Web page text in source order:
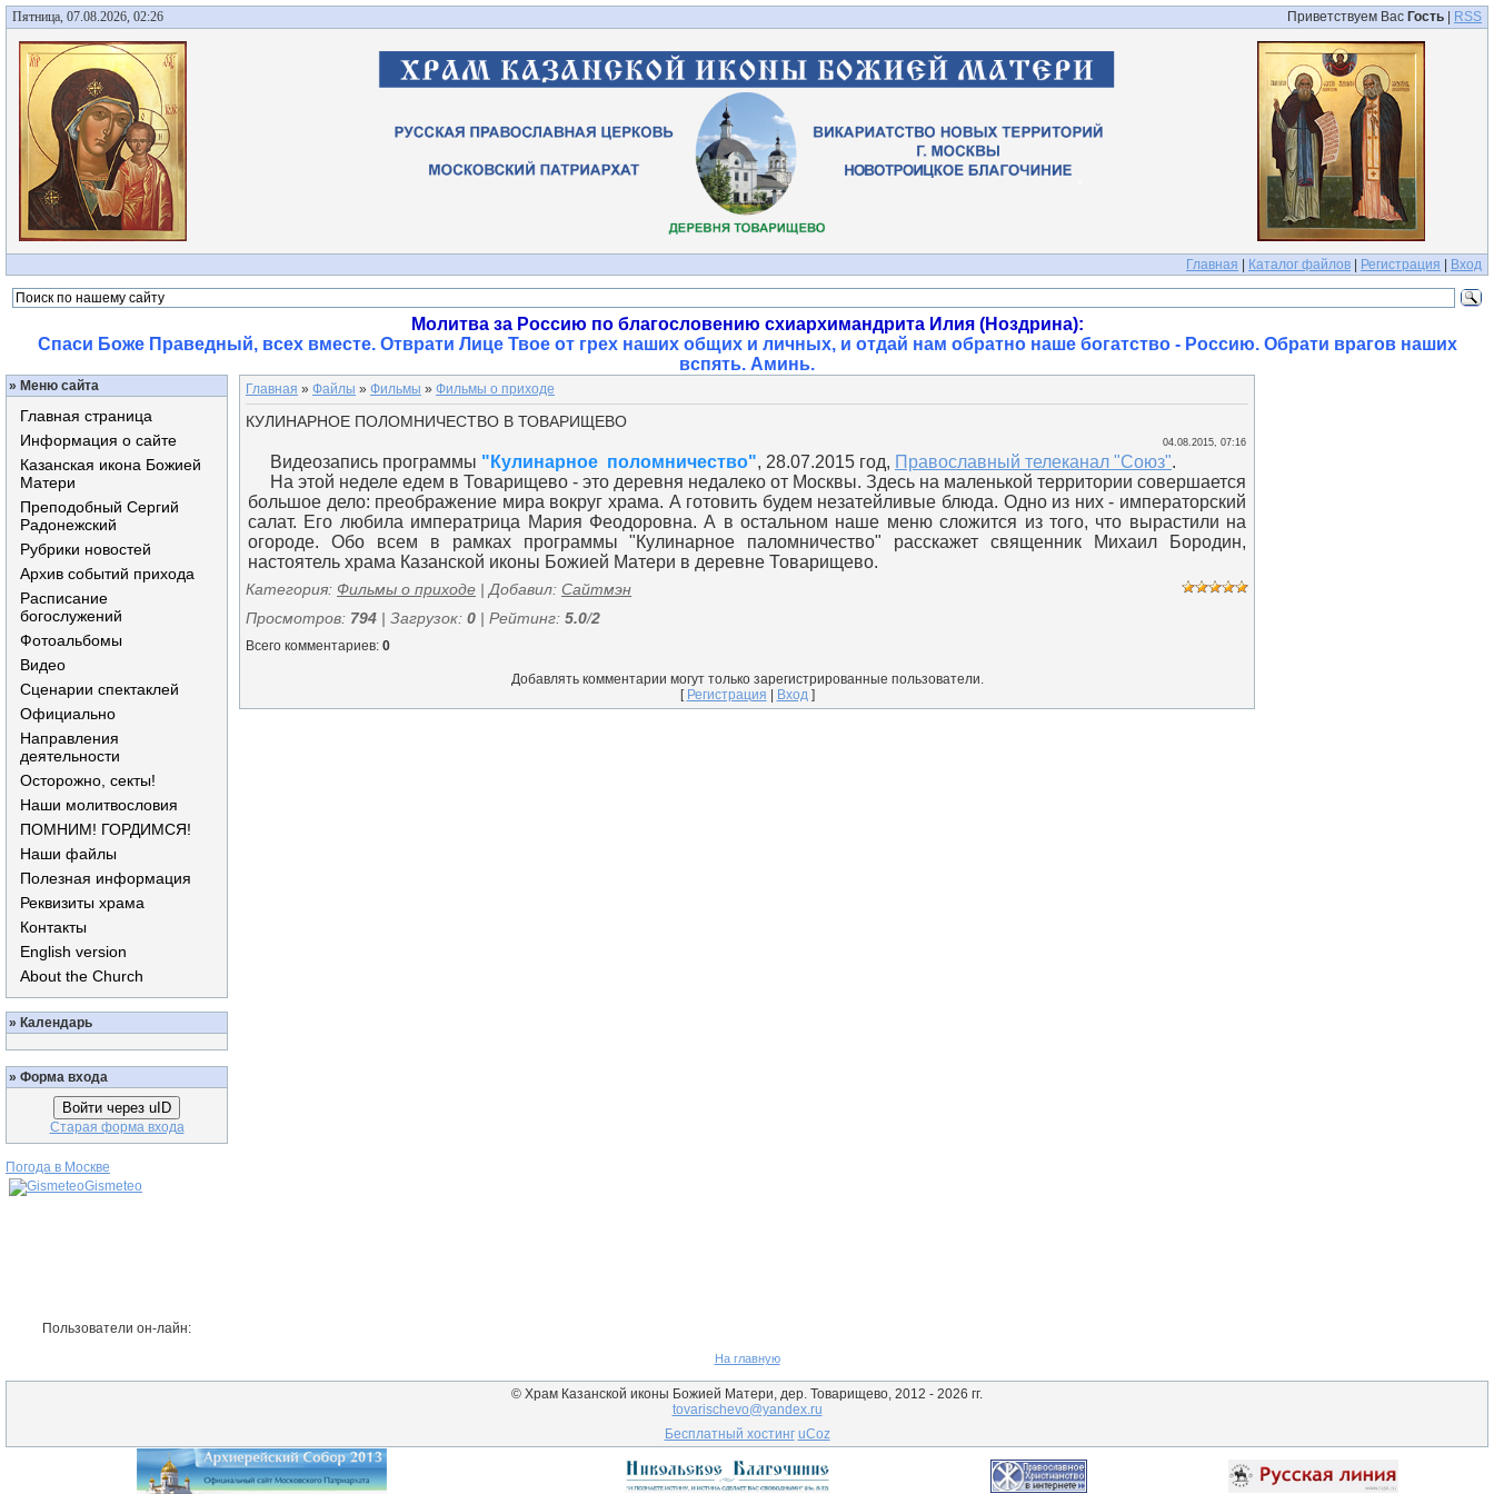
Пятница, 07.08.2026, 02:26 Приветствуем Вас Гость RSS
Главная Каталог файлов Регистрация Вход
Молитва за Россию по благословению схиархимандрита Илия (Ноздрина):
Спаси Боже Праведный, всех вместе. Отврати Лице Твое от грех наших общих и личных, и отдай нам обратно наше богатство - Россию. Обрати врагов наших
вспять. Аминь.
» Меню сайта
Главная страница
Информация о сайте
Казанская икона Божией
Матери
Преподобный Сергий
Радонежский
Рубрики новостей
Архив событий прихода
Расписание
богослужений
Фотоальбомы
Видео
Сценарии спектаклей
Официально
Направления
деятельности
Осторожно, секты!
Наши молитвословия
ПОМНИМ! ГОРДИМСЯ!
Наши файлы
Полезная информация
Реквизиты храма
Контакты
English version
About the Church
» Календарь
» Форма входа
Войти через uID
Старая форма входа
Погода в Москве
Gismeteo
Пользователи он-лайн:
Главная » Файлы » Фильмы » Фильмы о приходе
КУЛИНАРНОЕ ПОЛОМНИЧЕСТВО В ТОВАРИЩЕВО
04.08.2015, 07:16
Видеозапись программы "Кулинарное поломничество", 28.07.2015 год, Православный телеканал "Союз".
На этой неделе едем в Товарищево - это деревня недалеко от Москвы. Здесь на маленькой территории совершается
большое дело: преображение мира вокруг храма. А готовить будем незатейливые блюда. Одно из них - императорский
салат. Его любила императрица Мария Феодоровна. А в остальном наше меню сложится из того, что вырастили на
огороде. Обо всем в рамках программы "Кулинарное паломничество" расскажет священник Михаил Бородин,
настоятель храма Казанской иконы Божией Матери в деревне Товарищево.
Категория: Фильмы о приходе | Добавил: Сайтмэн
Просмотров: 794 | Загрузок: 0 | Рейтинг: 5.0/2
Всего комментариев: 0
Добавлять комментарии могут только зарегистрированные пользователи.
[ Регистрация Вход]
На главную
© Храм Казанской иконы Божией Матери, дер. Товарищево, 2012 - 2026 гг.
tovarischevo@yandex.ru
Бесплатный хостинг uCoz